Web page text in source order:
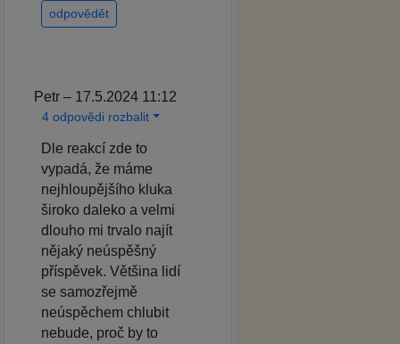
odpovědět
Petr – 17.5.2024 11:12
4 odpovědi rozbalit
Dle reakcí zde to
vypadá, že máme
nejhloupějšího kluka
široko daleko a velmi
dlouho mi trvalo najít
nějaký neúspěšný
příspěvek. Většina lidí
se samozřejmě
neúspěchem chlubit
nebude, proč by to